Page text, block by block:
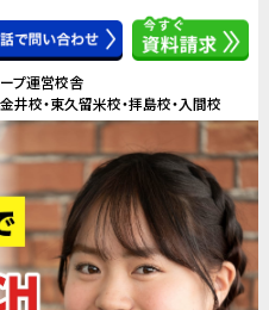
プ運営校舎
井校・東久留米校・拝島校・入間校